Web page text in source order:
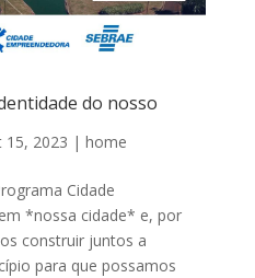
do nosso
15, 2023 | home
Cidade
*nossa cidade* e, por
construir juntos a
para que possamos